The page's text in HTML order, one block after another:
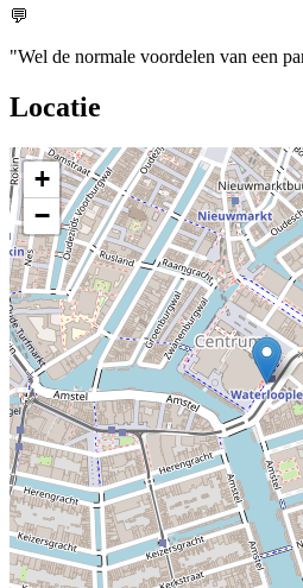
💬
"Wel de normale voordelen van een
Locatie
+
−